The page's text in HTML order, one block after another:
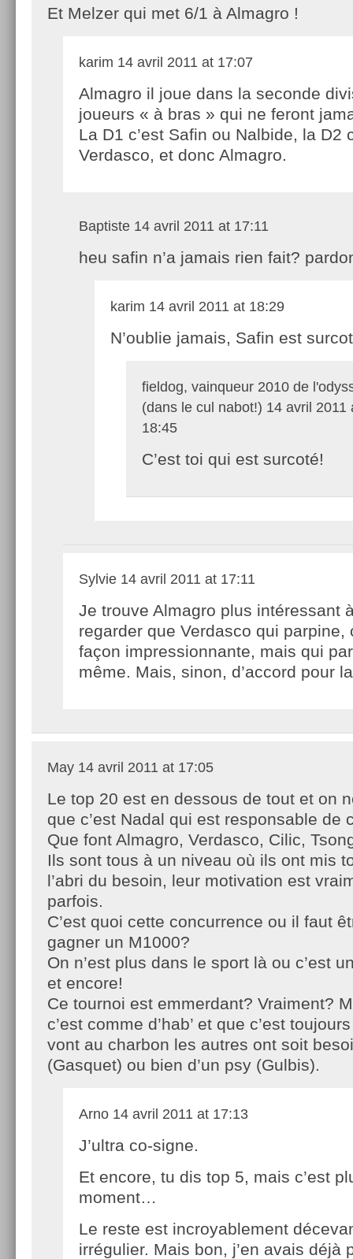
Et Melzer qui met 6/1 à Almagro !
karim 14 avril 2011 at 17:07
Almagro il joue dans la seconde
joueurs « à bras » qui ne feront
La D1 c’est Safin ou Nalbide, la D2
Verdasco, et donc Almagro.
Baptiste 14 avril 2011 at 17:11
heu safin n’a jamais rien fait?
karim 14 avril 2011 at 18:29
N’oublie jamais, Safin est
fieldog, vainqueur 2010 de
(dans le cul nabot!) 14 avril 2011
18:45
C’est toi qui est surcoté!
Sylvie 14 avril 2011 at 17:11
Je trouve Almagro plus intéressant
regarder que Verdasco qui parpine,
façon impressionnante, mais qui
même. Mais, sinon, d’accord pour
May 14 avril 2011 at 17:05
Le top 20 est en dessous de tout et on
que c’est Nadal qui est responsable de
Que font Almagro, Verdasco, Cilic,
Ils sont tous à un niveau où ils ont mis
l’abri du besoin, leur motivation est
parfois.
C’est quoi cette concurrence ou il faut
gagner un M1000?
On n’est plus dans le sport là ou c’est
et encore!
Ce tournoi est emmerdant? Vraiment?
c’est comme d’hab’ et que c’est
vont au charbon les autres ont soit
(Gasquet) ou bien d’un psy (Gulbis).
Arno 14 avril 2011 at 17:13
J’ultra co-signe.
Et encore, tu dis top 5, mais c’est
moment…
Le reste est incroyablement
irrégulier. Mais bon, j’en avais déjà